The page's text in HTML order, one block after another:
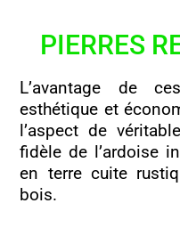
PIERRES
L’avantage de
esthétique et
l’aspect de
fidèle de l’ardoise
en terre cuite
bois.